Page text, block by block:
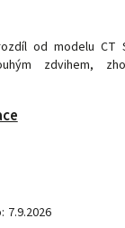
od modelu CT
zdvihem,
7.9.2026